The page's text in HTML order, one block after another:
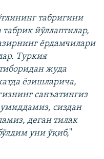
табригини
йўллаптилар,
ёрдамчилари
Туркия
жуда
ёзишларича,
санъатингиз
сиздан
деган тилак
уни ўқиб,"